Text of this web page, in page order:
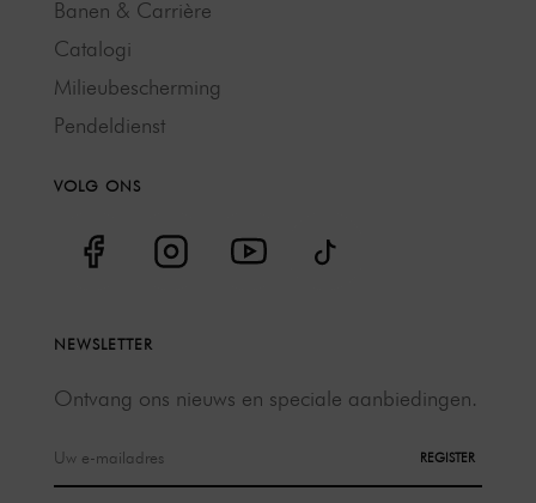
Banen & Carrière
Catalogi
Milieubescherming
Pendeldienst
VOLG ONS
NEWSLETTER
Ontvang ons nieuws en speciale aanbiedingen.
REGISTER